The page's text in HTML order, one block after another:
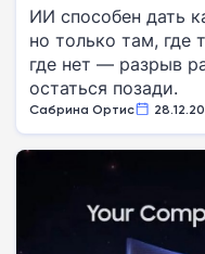
ИИ способен дать
но только там, где
где нет — разрыв
остаться позади.
Сабрина Ортис